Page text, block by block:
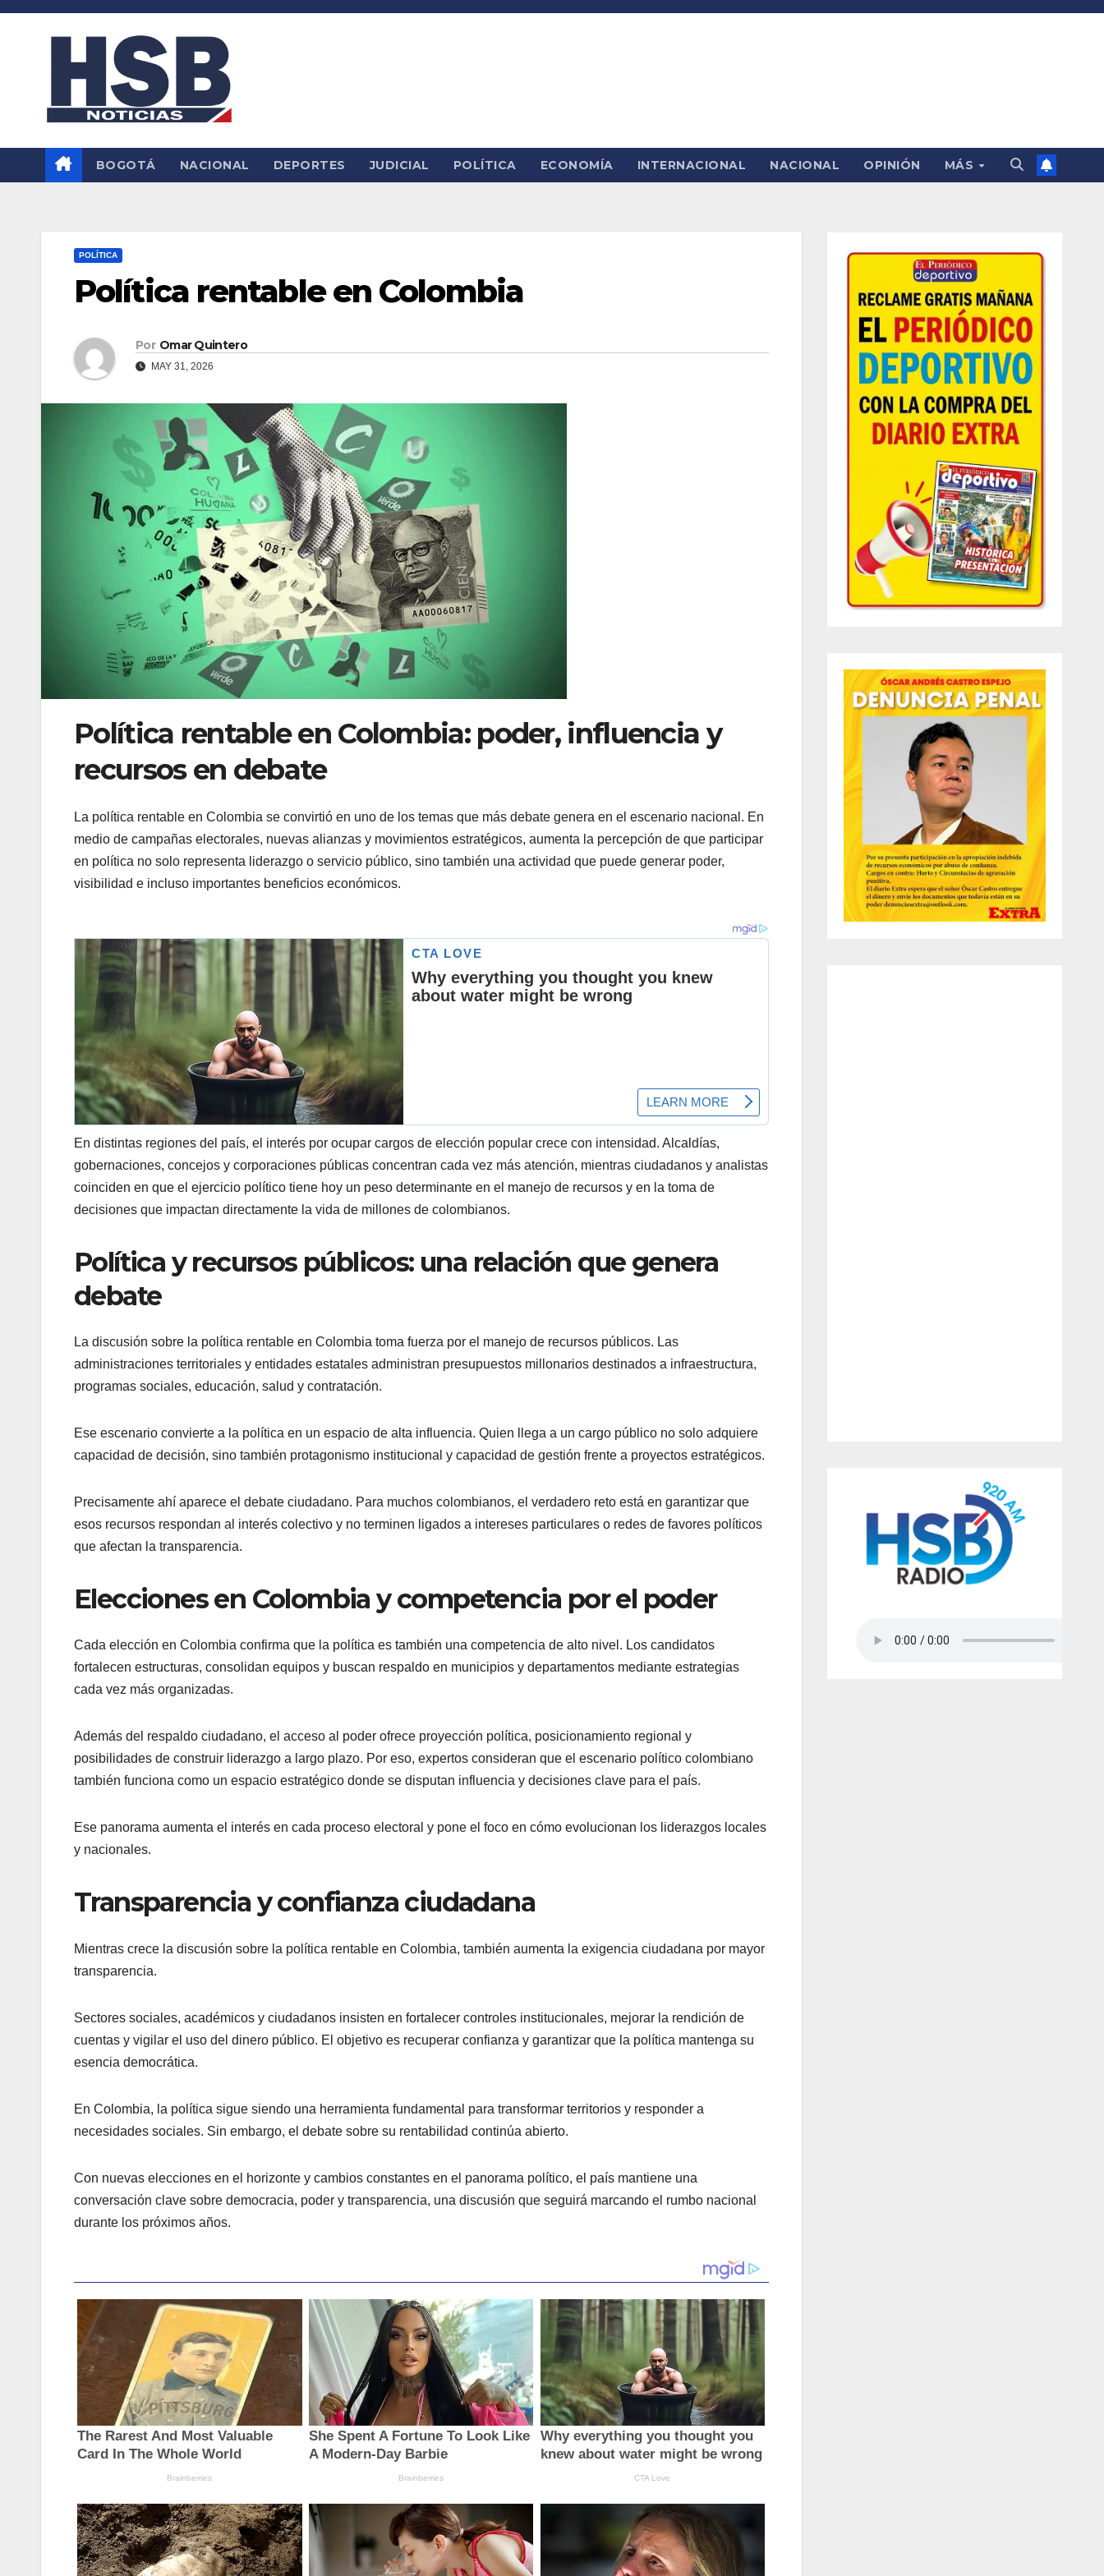
Saltar
BOGOTÁ NACIONAL DEPORTES JUDICIAL POLÍTICA ECONOMÍA INTERNACIONAL NACIONAL OPINIÓN MÁS
POLÍTICA
Política rentable en Colombia
Por Omar Quintero
MAY 31, 2026
Política rentable en Colombia: poder, influencia y
recursos en debate
La política rentable en Colombia se convirtió en uno de los temas que más debate genera en el escenario nacional. En
medio de campañas electorales, nuevas alianzas y movimientos estratégicos, aumenta la percepción de que participar
en política no solo representa liderazgo o servicio público, sino también una actividad que puede generar poder,
visibilidad e incluso importantes beneficios económicos.
En distintas regiones del país, el interés por ocupar cargos de elección popular crece con intensidad. Alcaldías,
gobernaciones, concejos y corporaciones públicas concentran cada vez más atención, mientras ciudadanos y analistas
coinciden en que el ejercicio político tiene hoy un peso determinante en el manejo de recursos y en la toma de
decisiones que impactan directamente la vida de millones de colombianos.
Política y recursos públicos: una relación que genera
debate
La discusión sobre la política rentable en Colombia toma fuerza por el manejo de recursos públicos. Las
administraciones territoriales y entidades estatales administran presupuestos millonarios destinados a infraestructura,
programas sociales, educación, salud y contratación.
Ese escenario convierte a la política en un espacio de alta influencia. Quien llega a un cargo público no solo adquiere
capacidad de decisión, sino también protagonismo institucional y capacidad de gestión frente a proyectos estratégicos.
Precisamente ahí aparece el debate ciudadano. Para muchos colombianos, el verdadero reto está en garantizar que
esos recursos respondan al interés colectivo y no terminen ligados a intereses particulares o redes de favores políticos
que afectan la transparencia.
Elecciones en Colombia y competencia por el poder
Cada elección en Colombia confirma que la política es también una competencia de alto nivel. Los candidatos
fortalecen estructuras, consolidan equipos y buscan respaldo en municipios y departamentos mediante estrategias
cada vez más organizadas.
Además del respaldo ciudadano, el acceso al poder ofrece proyección política, posicionamiento regional y
posibilidades de construir liderazgo a largo plazo. Por eso, expertos consideran que el escenario político colombiano
también funciona como un espacio estratégico donde se disputan influencia y decisiones clave para el país.
Ese panorama aumenta el interés en cada proceso electoral y pone el foco en cómo evolucionan los liderazgos locales
y nacionales.
Transparencia y confianza ciudadana
Mientras crece la discusión sobre la política rentable en Colombia, también aumenta la exigencia ciudadana por mayor
transparencia.
Sectores sociales, académicos y ciudadanos insisten en fortalecer controles institucionales, mejorar la rendición de
cuentas y vigilar el uso del dinero público. El objetivo es recuperar confianza y garantizar que la política mantenga su
esencia democrática.
En Colombia, la política sigue siendo una herramienta fundamental para transformar territorios y responder a
necesidades sociales. Sin embargo, el debate sobre su rentabilidad continúa abierto.
Con nuevas elecciones en el horizonte y cambios constantes en el panorama político, el país mantiene una
conversación clave sobre democracia, poder y transparencia, una discusión que seguirá marcando el rumbo nacional
durante los próximos años.